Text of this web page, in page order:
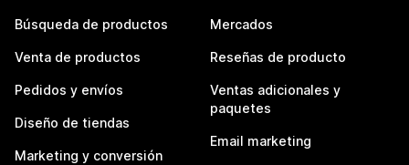
Búsqueda de productos
Venta de productos
Pedidos y envíos
Diseño de tiendas
Marketing y conversión
Mercados
Reseñas de producto
Ventas adicionales y
paquetes
Email marketing